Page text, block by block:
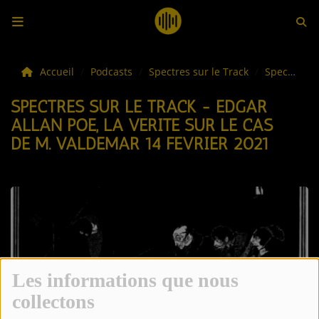
Les informations que nous
collectons
LES ACTUS
LA MUSIQUE
LES PLAYLISTS
LES EMISSIONS
LA GRILLE DES PROGRAMMES
TOUTES LES ÉMISSIONS
Accueil Podcasts Spectres sur le Track Spectres sur le Track - Edgar Allan Poe, la vérité sur le cas de M. Valdemar 14 février 2021
SPECTRES SUR LE TRACK - EDGAR
ALLAN POE, LA VÉRITÉ SUR LE CAS
DE M. VALDEMAR 14 FÉVRIER 2021